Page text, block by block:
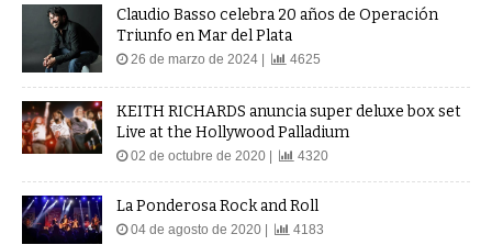
Claudio Basso celebra 20 años de Operación
Triunfo en Mar del Plata
26 de marzo de 2024 | 4625
KEITH RICHARDS anuncia super deluxe box set
Live at the Hollywood Palladium
02 de octubre de 2020 | 4320
La Ponderosa Rock and Roll
04 de agosto de 2020 | 4183